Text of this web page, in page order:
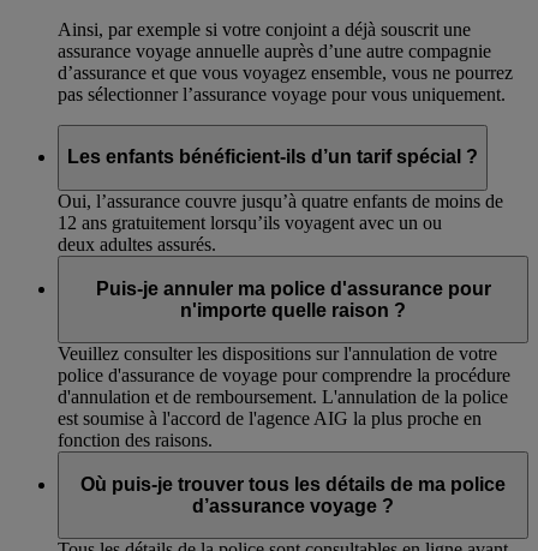
Ainsi, par exemple si votre conjoint a déjà souscrit une
assurance voyage annuelle auprès d’une autre compagnie
d’assurance et que vous voyagez ensemble, vous ne pourrez
pas sélectionner l’assurance voyage pour vous uniquement.
Les enfants bénéficient-ils d’un tarif spécial ?
Oui, l’assurance couvre jusqu’à quatre enfants de moins de
12 ans gratuitement lorsqu’ils voyagent avec un ou
deux adultes assurés.
Puis-je annuler ma police d'assurance pour
n'importe quelle raison ?
Veuillez consulter les dispositions sur l'annulation de votre
police d'assurance de voyage pour comprendre la procédure
d'annulation et de remboursement. L'annulation de la police
est soumise à l'accord de l'agence AIG la plus proche en
fonction des raisons.
Où puis-je trouver tous les détails de ma police
d’assurance voyage ?